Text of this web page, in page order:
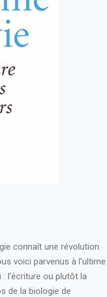
connaît une révolution
voici parvenus à l’ultime
l’écriture ou plutôt la
de la biologie de